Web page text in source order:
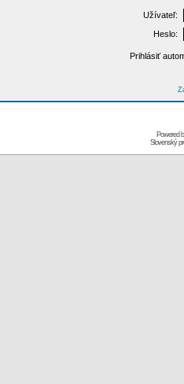
Užívateľ:
Heslo:
Prihlásiť
Powered
Slovenský